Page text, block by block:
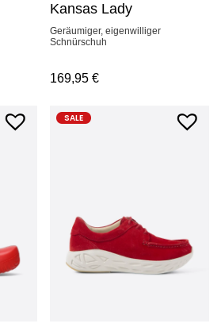
Kansas Lady
Geräumiger, eigenwilliger
Schnürschuh
169,95€
SALE